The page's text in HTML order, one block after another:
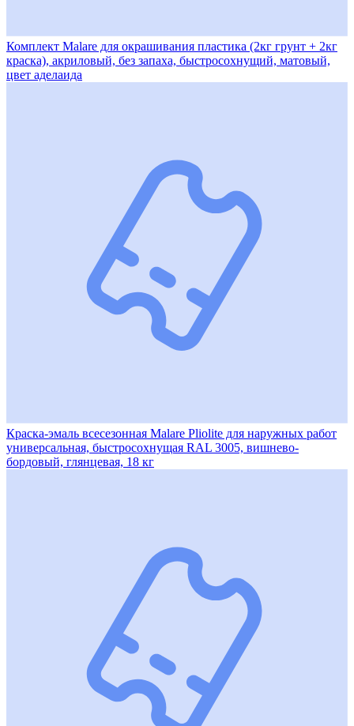
Комплект Malare для окрашивания пластика (2кг грунт + 2кг
краска), акриловый, без запаха, быстросохнущий, матовый,
цвет аделаида
Краска-эмаль всесезонная Malare Pliolite для наружных работ
универсальная, быстросохнущая RAL 3005, вишнево-
бордовый, глянцевая, 18 кг